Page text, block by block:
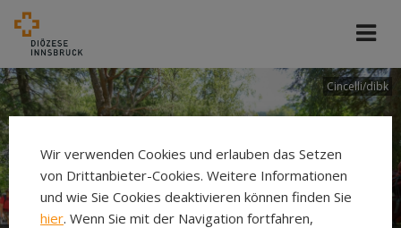
Cincelli/dibk
Wir verwenden Cookies und erlauben das Setzen
von Drittanbieter-Cookies. Weitere Informationen
und wie Sie Cookies deaktivieren können finden Sie
hier. Wenn Sie mit der Navigation fortfahren,